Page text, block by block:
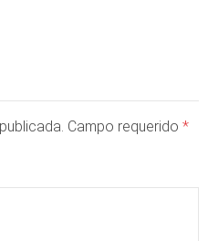
Campo requerido *